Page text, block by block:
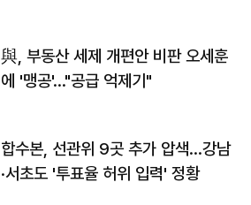
與, 부동산 세제 개편안 비판 오세훈
에 '맹공'…"공급 억제기"
합수본, 선관위 9곳 추가 압색…강남
·서초도 '투표율 허위 입력' 정황